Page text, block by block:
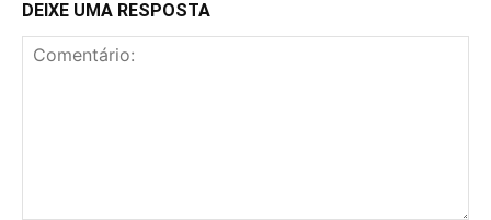
DEIXE UMA RESPOSTA